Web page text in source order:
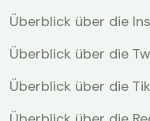
Überblick über die
Überblick über die
Überblick über die